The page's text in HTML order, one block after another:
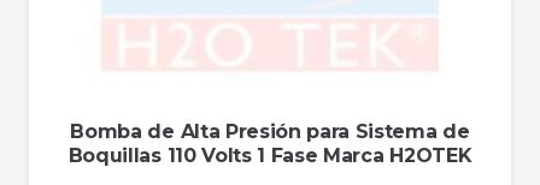
Bomba de Alta Presión para Sistema de
Boquillas 110 Volts 1 Fase Marca H2OTEK